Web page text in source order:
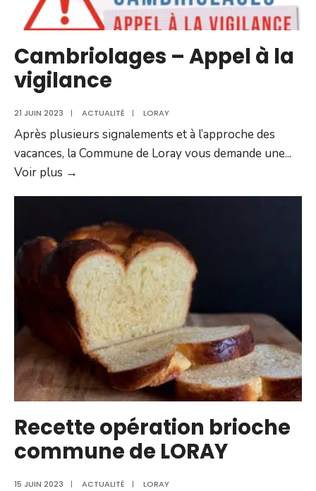
alerte,
sur
l’ensemble
du
Cambriolages – Appel à la
vigilance
21 JUIN 2023 | ACTUALITÉ | LORAY
Après plusieurs signalements et à l’approche des
vacances, la Commune de Loray vous demande une...
Voir plus →
à
la
vigilance
Recette opération brioche
commune de LORAY
15 JUIN 2023 | ACTUALITÉ | LORAY